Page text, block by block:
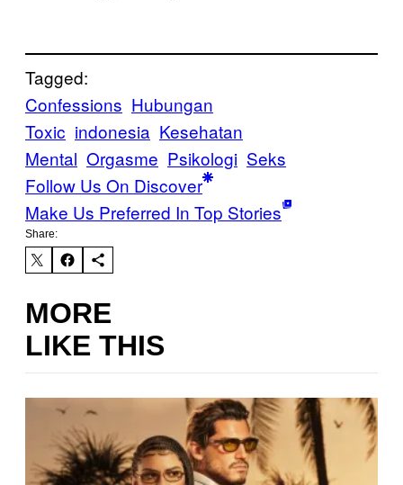
Tagged:
Confessions Hubungan
Toxic indonesia Kesehatan
Mental Orgasme Psikologi Seks
Follow Us On Discover
Make Us Preferred In Top Stories
Share:
MORE
LIKE THIS